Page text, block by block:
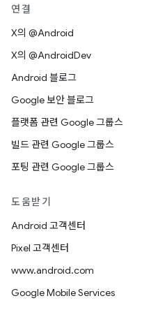
연결
X의 @Android
X의 @AndroidDev
Android 블로그
Google 보안 블로그
플랫폼 관련 Google 그룹스
빌드 관련 Google 그룹스
포팅 관련 Google 그룹스
도움받기
Android 고객센터
Pixel 고객센터
www.android.com
Google Mobile Services